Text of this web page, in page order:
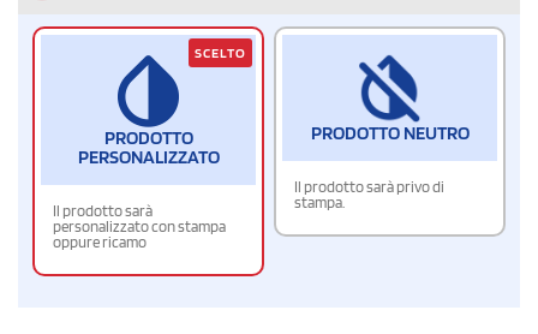
PRODOTTO
PERSONALIZZATO
Il prodotto sarà
personalizzato con stampa
oppure ricamo
SCELTO
PRODOTTO NEUTRO
Il prodotto sarà privo di
stampa.